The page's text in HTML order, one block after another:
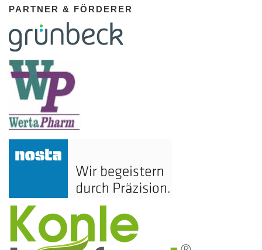
PARTNER & FÖRDERER